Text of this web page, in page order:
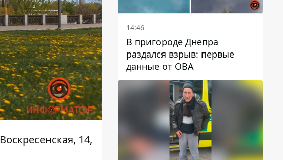
14,
14:46
В пригороде Днепра
раздался взрыв: первые
данные от ОВА